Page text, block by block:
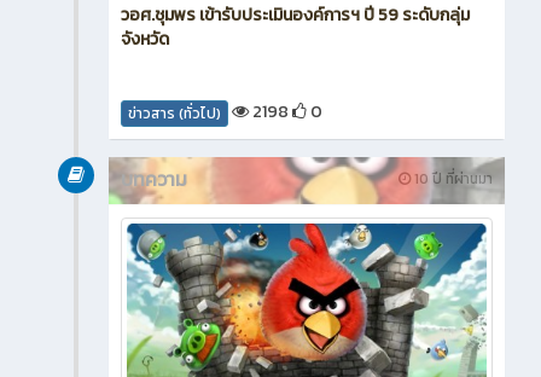
วอศ.ชุมพร เข้ารับประเมินองค์การฯ ปี 59 ระดับกลุ่ม
จังหวัด
ข่าวสาร (ทั่วไป) 2198 0
10 ปี ที่ผ่านมา
บทความ